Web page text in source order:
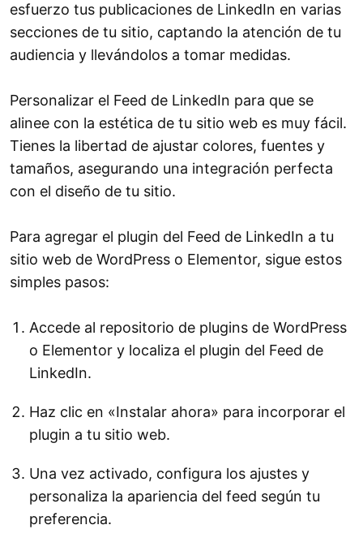
esfuerzo tus publicaciones de LinkedIn en varias
secciones de tu sitio, captando la atención de tu
audiencia y llevándolos a tomar medidas.
Personalizar el Feed de LinkedIn para que se
alinee con la estética de tu sitio web es muy fácil.
Tienes la libertad de ajustar colores, fuentes y
tamaños, asegurando una integración perfecta
con el diseño de tu sitio.
Para agregar el plugin del Feed de LinkedIn a tu
sitio web de WordPress o Elementor, sigue estos
simples pasos:
Accede al repositorio de plugins de WordPress
o Elementor y localiza el plugin del Feed de
LinkedIn.
Haz clic en «Instalar ahora» para incorporar el
plugin a tu sitio web.
Una vez activado, configura los ajustes y
personaliza la apariencia del feed según tu
preferencia.